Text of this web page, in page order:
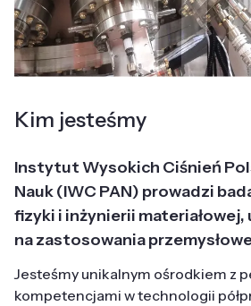
Kim jesteśmy
Instytut Wysokich Ciśnień
Nauk (IWC PAN) prowadzi
fizyki i inżynierii
na zastosowania
Jesteśmy unikalnym ośrodkiem z
kompetencjami w technologii